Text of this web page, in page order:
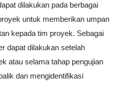
dilakukan pada berbagai
untuk memberikan umpan
kepada tim proyek. Sebagai
dapat dilakukan setelah
atau selama tahap pengujian
dan mengidentifikasi